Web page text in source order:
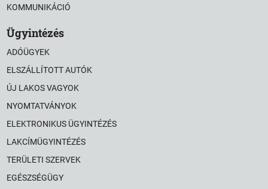
KOMMUNIKÁCIÓ
Ügyintézés
ADÓÜGYEK
ELSZÁLLÍTOTT AUTÓK
ÚJ LAKOS VAGYOK
NYOMTATVÁNYOK
ELEKTRONIKUS ÜGYINTÉZÉS
LAKCÍMÜGYINTÉZÉS
TERÜLETI SZERVEK
EGÉSZSÉGÜGY